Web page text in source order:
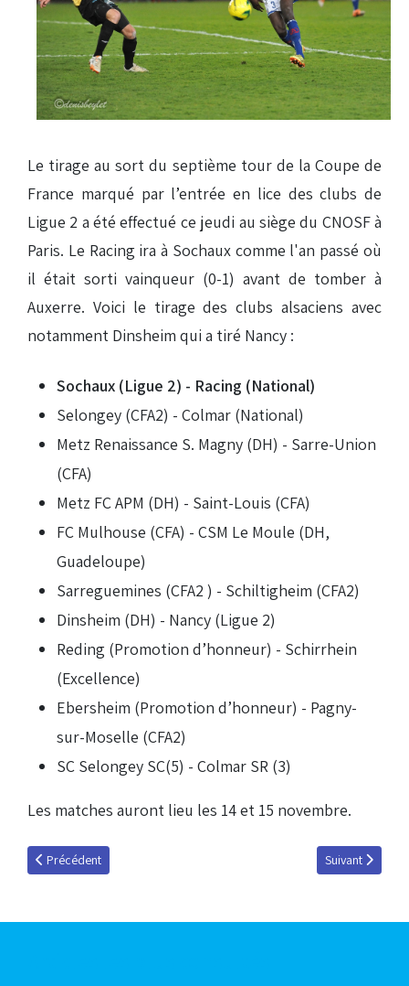
Le tirage au sort du septième tour de la Coupe de
France marqué par l’entrée en lice des clubs de
Ligue 2 a été effectué ce jeudi au siège du CNOSF à
Paris. Le Racing ira à Sochaux comme l'an passé où
il était sorti vainqueur (0-1) avant de tomber à
Auxerre. Voici le tirage des clubs alsaciens avec
notamment Dinsheim qui a tiré Nancy :
Sochaux (Ligue 2) - Racing (National)
Selongey (CFA2) - Colmar (National)
Metz Renaissance S. Magny (DH) - Sarre-Union
(CFA)
Metz FC APM (DH) - Saint-Louis (CFA)
FC Mulhouse (CFA) - CSM Le Moule (DH,
Guadeloupe)
Sarreguemines (CFA2 ) - Schiltigheim (CFA2)
Dinsheim (DH) - Nancy (Ligue 2)
Reding (Promotion d’honneur) - Schirrhein
(Excellence)
Ebersheim (Promotion d’honneur) - Pagny-
sur-Moselle (CFA2)
SC Selongey SC(5) - Colmar SR (3)
Les matches auront lieu les 14 et 15 novembre.
Article précédent : La jeunesse cherche ses marques
Précédent Article suivant :
Suivant